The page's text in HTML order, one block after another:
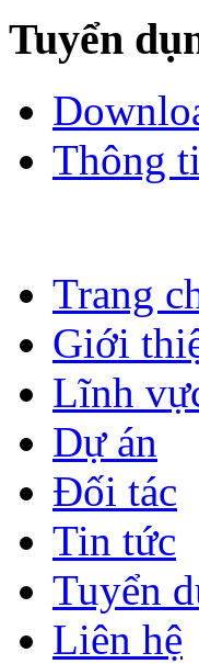
Tuyển
Thông
Trang
Giới
Lĩnh
Dự án
Đối tác
Tin tức
Tuyển
Liên hệ